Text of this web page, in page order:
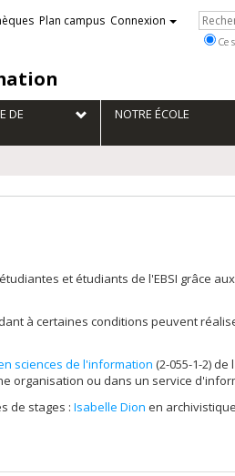
Plan campus Connexion
Ce
DE NOTRE ÉCOLE
et étudiants de l'EBSI grâce
à certaines conditions peuvent
sciences de l'information (2-055-1-2)
organisation ou dans un service
de stages : Isabelle Dion en